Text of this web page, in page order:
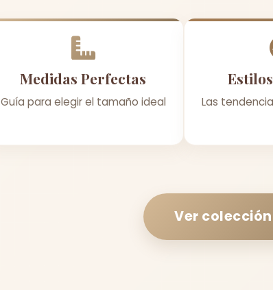
Medidas Perfectas
Guía para elegir el tamaño ideal Las
Ver colección